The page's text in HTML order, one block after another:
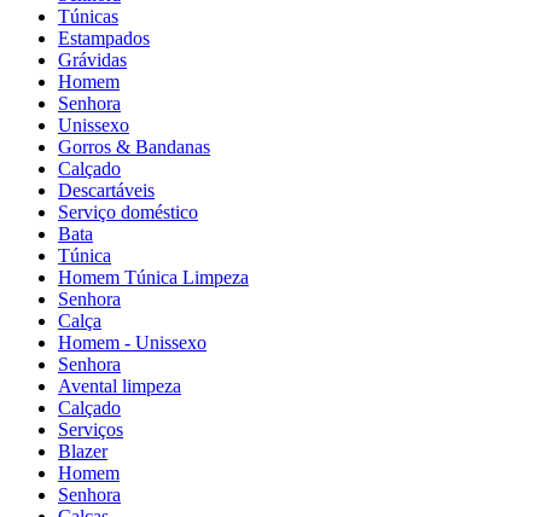
Túnicas
Estampados
Grávidas
Homem
Senhora
Unissexo
Gorros & Bandanas
Calçado
Descartáveis
Serviço doméstico
Bata
Túnica
Homem Túnica Limpeza
Senhora
Calça
Homem - Unissexo
Senhora
Avental limpeza
Calçado
Serviços
Blazer
Homem
Senhora